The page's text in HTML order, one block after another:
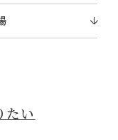
たい